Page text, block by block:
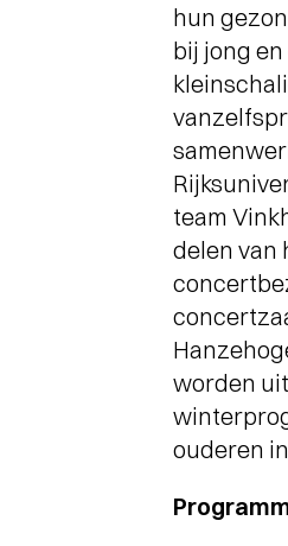
THEATERMAKER
JONG OVER TULIP
Operette, punk, humor,
kartonnen magie
hun
bij jong
team
delen van
worden
ouderen